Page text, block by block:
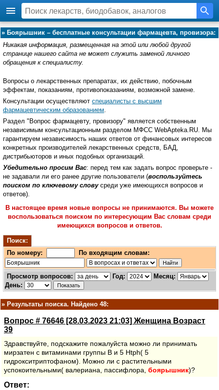
» Боярышник – бесплатные консультации фармацевта, провизора:
Никакая информация, размещенная на этой или любой другой
странице нашего сайта не может служить заменой личного
обращения к специалисту.
Вопросы о лекарственных препаратах, их действию, побочным
эффектам, показаниям, противопоказаниям, возможной замене.
Консультации осуществляют специалисты с высшим
фармацевтическим образованием.
Раздел "Вопрос фармацевту, провизору" является собственным
независимым консультационным разделом МФСС WebApteka.RU. Мы
гарантируем независимость наших ответов от финансовых интересов
конкретных производителей лекарственных средств, БАД,
дистрибьюторов и иных подобных организаций.
Убедительно просим Вас: перед тем как задать вопрос проверьте -
не задавали ли его ранее другие пользователи (воспользуйтесь
поиском по ключевому словусреди уже имеющихся вопросов и
ответов).
В настоящее время новые вопросы не принимаются. Вы можете
воспользоваться поиском по интересующим Вас словам среди
имеющихся вопросов и ответов.
Поиск:
По номеру:
По входящим словам:
Просмотр вопросов: Год:
Месяц:
День:
» Результаты поиска. Найдено 48:
Вопрос # 76646 [28.03.2023 21:03] Женщина Возраст
39
Здравствуйте, подскажите пожалуйста можно ли принимать
мирзатен с витаминами группы В и 5 Нtph( 5
гидрокситриптофаном). Можно ли с растительными
успокоительными( валериана, пассифлора, боярышник)?
Ответ: